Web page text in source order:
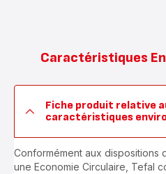
Caractéristiques
Fiche produit relative
caractéristiques
Conformément aux dispositions
une Economie Circulaire, Tefal